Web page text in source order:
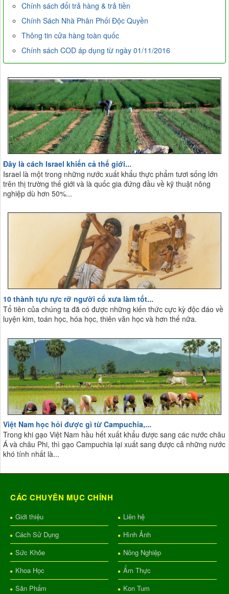
Chính sách đổi trả hàng & trả tiền
Chính Sách Nhà Phân Phối Độc Quyền
Thông tin cửa hàng toàn quốc
Chính sách COD áp dụng từ ngày 01/11/2016
Đây là cách Israel khiến cả thế giới...
Israel là một trong những nước xuất khẩu thực phẩm tươi sống lớn
trên thị trường thế giới và là quốc gia đứng đầu về kỹ thuật nông
nghiệp dù hơn 50%...
10 thành tựu rực rỡ người cổ xưa làm tốt...
Tổ tiên của chúng ta đã có được những kiến thức cực kỳ độc đáo về
luyện kim, toán học, hóa học, thiên văn học và hơn thế nữa.
Việt Nam học hỏi được gì từ Campuchia,...
Trong khi gạo Việt Nam hầu hết xuất khẩu được sang các nước châu
Á và châu Phi, thì gạo Campuchia lại xuất sang được cả những nước
khó tính nhất là...
CÁC CHUYÊN MỤC CHÍNH
Giới thiệu
Liên hệ
Cách Sử Dụng
Hình Ảnh
Sức Khỏe
Nông Nghiệp
Khoa Học
Ẩm Thực
Sản Phẩm
Kon Tum